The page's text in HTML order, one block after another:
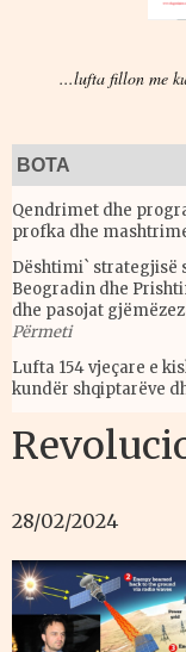
...lufta fillon me
Qendrimet dhe
profka dhe
Dështimi` strategjisë
Beogradin dhe
dhe pasojat
Përmeti
Lufta 154 vjeçare e
kundër shqiptarëve
28/02/2024